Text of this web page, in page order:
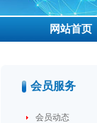
网站首页
会员服务
会员动态